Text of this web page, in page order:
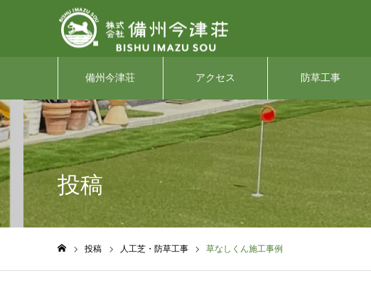
備州今津荘 アクセス 防草工事
投稿
投稿 人工芝・防草工事 草なしくん施工事例